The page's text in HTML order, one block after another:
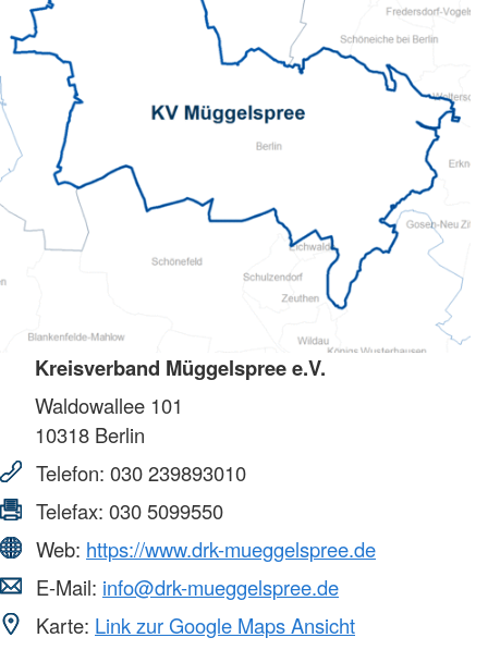
Kreisverband Müggelspree e.V.
Waldowallee 101
10318 Berlin
Telefon: 030 239893010
Telefax: 030 5099550
Web: https://www.drk-mueggelspree.de
E-Mail: info@drk-mueggelspree.de
Karte: Link zur Google Maps Ansicht